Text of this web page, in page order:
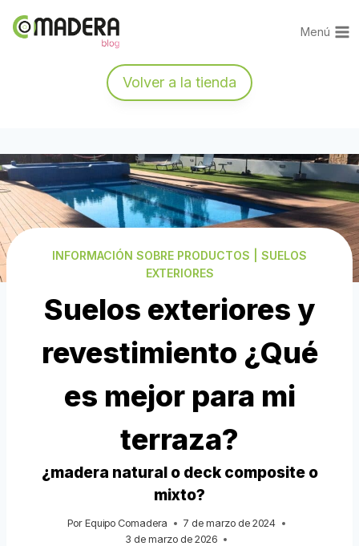
Menú
Volver a la tienda
INFORMACIÓN SOBRE PRODUCTOS
SUELOS
EXTERIORES
Suelos exteriores y
revestimiento ¿Qué
es mejor para mi
terraza?
¿madera natural o deck composite o
mixto?
Por Equipo Comadera
7 de marzo de 2024
3 de marzo de 2026